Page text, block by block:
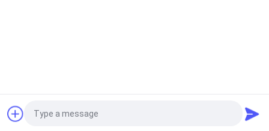
Demandez un devis